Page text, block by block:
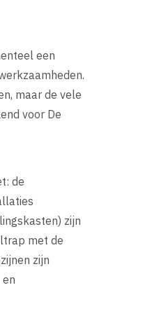
een
maar de vele
voor De
de
zijn
met de
zijn